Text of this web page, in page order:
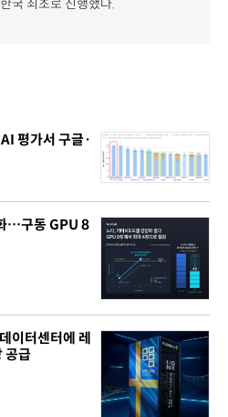
국 최초로 진행했다.
평가서 구글·
…구동 GPU 8
이터센터에 레
공급